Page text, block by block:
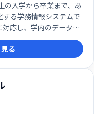
の入学から卒業まで、あ
る学務情報システムで
応し、学内のデータを
で、教育の質向上と経営
や大学改革にも役立つ
意思決定を支援します。
る